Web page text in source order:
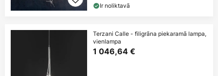
Ir noliktavā
Terzani Calle - filigrāna piekaramā lampa,
vienlampa
1 046,64 €